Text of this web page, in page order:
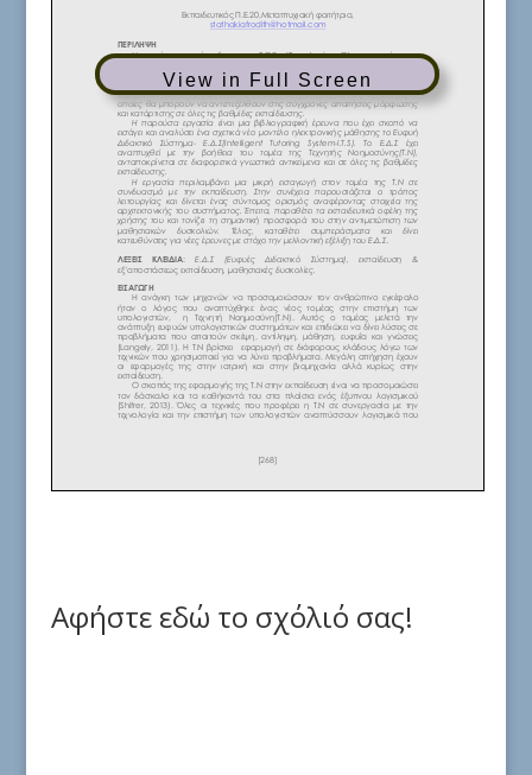
View in Full Screen
Αφήστε εδώ το σχόλιό σας!